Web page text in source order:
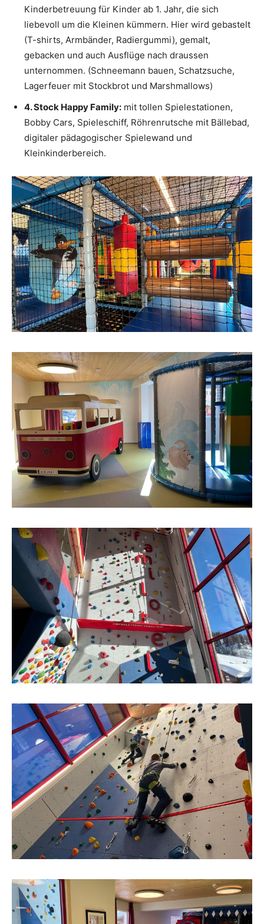
Kinderbetreuung für Kinder ab 1. Jahr, die sich
liebevoll um die Kleinen kümmern. Hier wird gebastelt
(T-shirts, Armbänder, Radiergummi), gemalt,
gebacken und auch Ausflüge nach draussen
unternommen. (Schneemann bauen, Schatzsuche,
Lagerfeuer mit Stockbrot und Marshmallows)
4. Stock Happy Family: mit tollen Spielestationen,
Bobby Cars, Spieleschiff, Röhrenrutsche mit Bällebad,
digitaler pädagogischer Spielewand und
Kleinkinderbereich.